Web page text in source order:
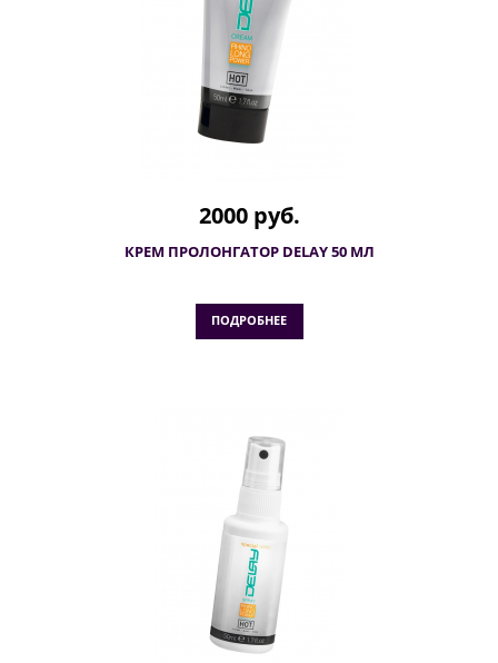
2000 руб.
КРЕМ ПРОЛОНГАТОР DELAY 50 МЛ
ПОДРОБНЕЕ